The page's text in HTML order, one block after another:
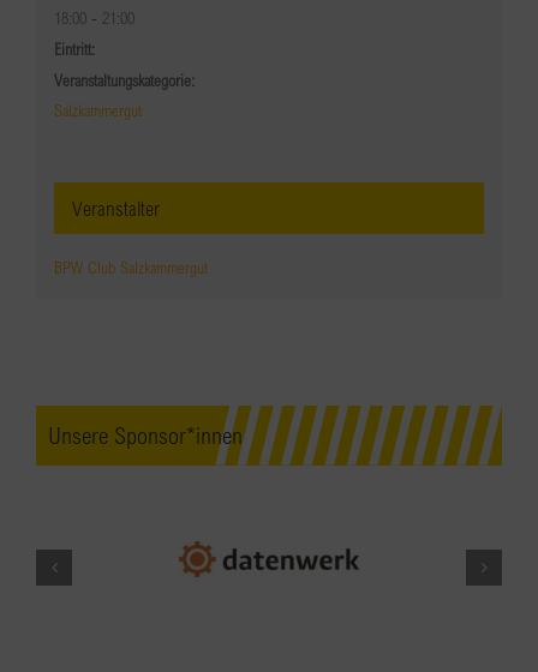
18:00 - 21:00
Eintritt:
Veranstaltungskategorie:
Salzkammergut
Veranstalter
BPW Club Salzkammergut
Unsere Sponsor*innen